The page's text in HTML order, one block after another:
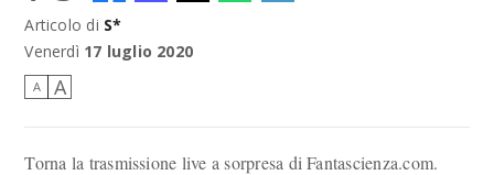
Articolo di S*
Venerdì 17 luglio 2020
A A
Torna la trasmissione live a sorpresa di Fantascienza.com.